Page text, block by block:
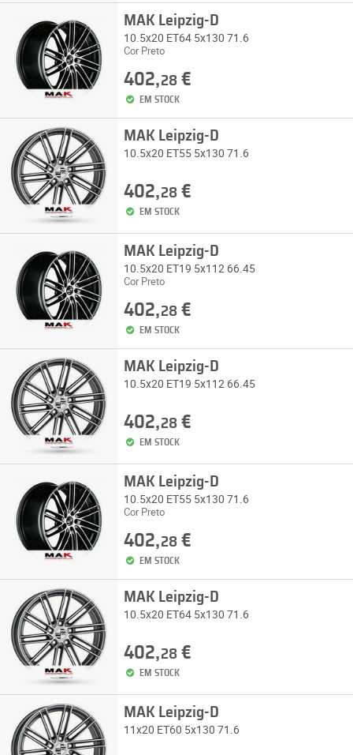
MAK Leipzig-D
10.5x20 ET64 5x130 71.6
Cor Preto
402,28€
EM STOCK
MAK Leipzig-D
10.5x20 ET55 5x130 71.6
402,28€
EM STOCK
MAK Leipzig-D
10.5x20 ET19 5x112 66.45
Cor Preto
402,28€
EM STOCK
MAK Leipzig-D
10.5x20 ET19 5x112 66.45
402,28€
EM STOCK
MAK Leipzig-D
10.5x20 ET55 5x130 71.6
Cor Preto
402,28€
EM STOCK
MAK Leipzig-D
10.5x20 ET64 5x130 71.6
402,28€
EM STOCK
MAK Leipzig-D
11x20 ET60 5x130 71.6